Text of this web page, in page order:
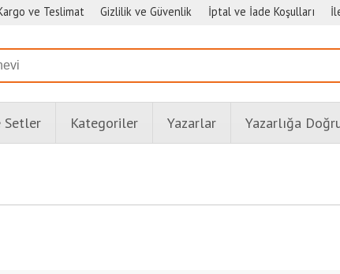
ve Teslimat Gizlilik ve Güvenlik İptal ve İade Koşulları
Setler Kategoriler Yazarlar Yazarlığa